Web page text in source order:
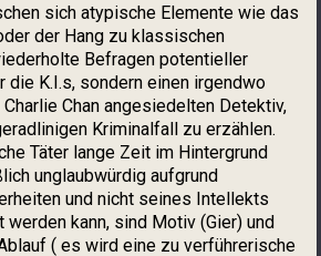
sich atypische Elemente wie das
der Hang zu klassischen
Befragen potentieller
die K.I.s, sondern einen irgendwo
Chan angesiedelten Detektiv,
Kriminalfall zu erzählen.
Täter lange Zeit im Hintergrund
unglaubwürdig aufgrund
und nicht seines Intellekts
kann, sind Motiv (Gier) und
( es wird eine zu verführerische